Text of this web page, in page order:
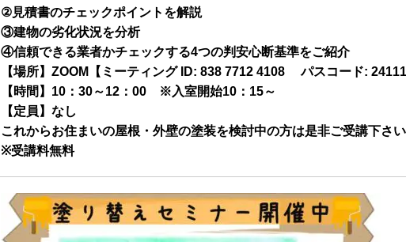
②見積書のチェックポイントを解説
③建物の劣化状況を分析
④信頼できる業者かチェックする4つの判安心断基準をご紹介
【場所】ZOOM【ミーティング ID: 838 7712 4108 パスコード:
【時間】10：30～12：00 ※入室開始10：15～
【定員】なし
これからお住まいの屋根・外壁の塗装を検討中の方は是非ご受講下さ
※受講料無料